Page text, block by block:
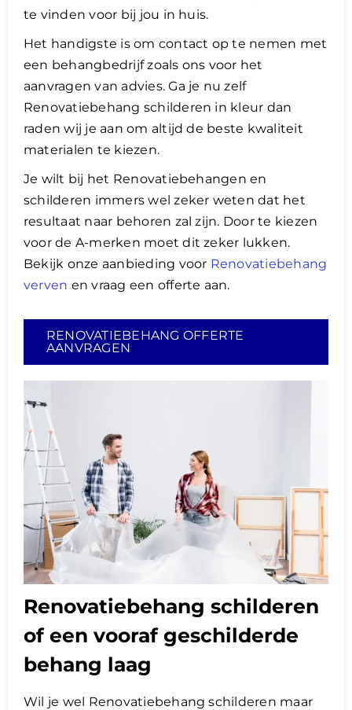
te vinden voor bij jou in huis.
Het handigste is om contact op te nemen met
een behangbedrijf zoals ons voor het
aanvragen van advies. ​Ga je nu zelf
Renovatiebehang schilderen in kleur dan
raden wij je aan om altijd de beste kwaliteit
materialen te kiezen.
Je wilt bij het Renovatiebehangen en
schilderen immers wel zeker weten dat het
resultaat naar behoren zal zijn. Door te kiezen
voor de A-merken moet dit zeker lukken.
Bekijk onze aanbieding voor Renovatiebehang
verven en vraag een offerte aan.
RENOVATIEBEHANG OFFERTE
AANVRAGEN
Renovatiebehang schilderen
of een vooraf geschilderde
behang laag
Wil je wel Renovatiebehang schilderen maar